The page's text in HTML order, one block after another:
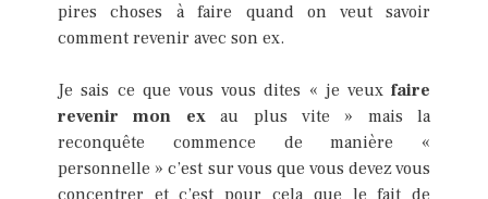
pires choses à faire quand on veut savoir
comment revenir avec son ex.
Je sais ce que vous vous dites « je veuxfaire
revenir mon exau plus vite » mais la
reconquête commence de manière «
personnelle » c’est sur vous que vous devez vous